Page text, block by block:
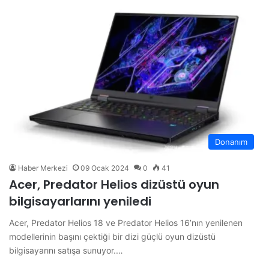
Donanım
Haber Merkezi 09 Ocak 2024 0 41
Acer, Predator Helios dizüstü oyun
bilgisayarlarını yeniledi
Acer, Predator Helios 18 ve Predator Helios 16’nın yenilenen
modellerinin başını çektiği bir dizi güçlü oyun dizüstü
bilgisayarını satışa sunuyor.…